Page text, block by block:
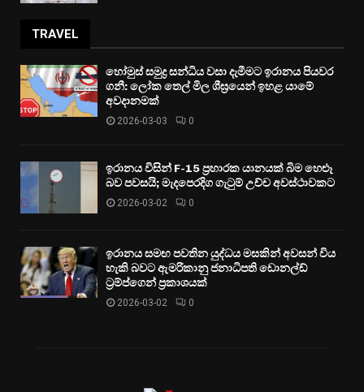
TRAVEL
හෝමුස් සමුද්‍ර සන්ධිය වසා දැමීමට ඉරානය පියවර
ගනී: ලෝක තෙල් මිල ශීඝ්‍රයෙන් ඉහළ යාමේ
අවදානමක්
2026-03-03 0
ඉරානය විසින් F-15 ප්‍රහාරක යානයක් බිම හෙළූ
බව පවසයි; මැදපෙරදිග ගැටුම් උච්ච අවස්ථාවකට
2026-03-02 0
ඉරානය සමඟ පවතින යුද්ධය මසකින් අවසන් විය
හැකි බවට ඇමරිකානු ජනාධිපති ඩොනල්ඩ්
ට්‍රම්ප්ගෙන් ප්‍රකාශයක්
2026-03-02 0